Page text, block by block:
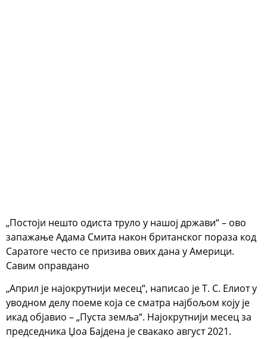
„Постоји нешто одиста труло у нашој држави“ – ово
запажање Адама Смита након британског пораза код
Саратоге често се призива ових дана у Америци.
Савим оправдано
„Април је најокрутнији месец“, написао је Т. С. Елиот у
уводном делу поеме која се сматра најбољом коју је
икад објавио – „Пуста земља“. Најокрутнији месец за
председника Џоа Бајдена је свакако август 2021.